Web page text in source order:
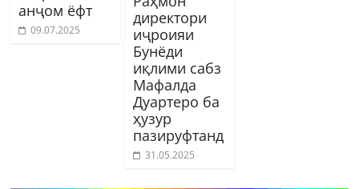
анҷом ёфт
09.07.2025
директори
иҷроияи
Бунёди
иқлими сабз
Мафалда
Дуартеро ба
ҳузур
пазируфтанд
31.05.2025